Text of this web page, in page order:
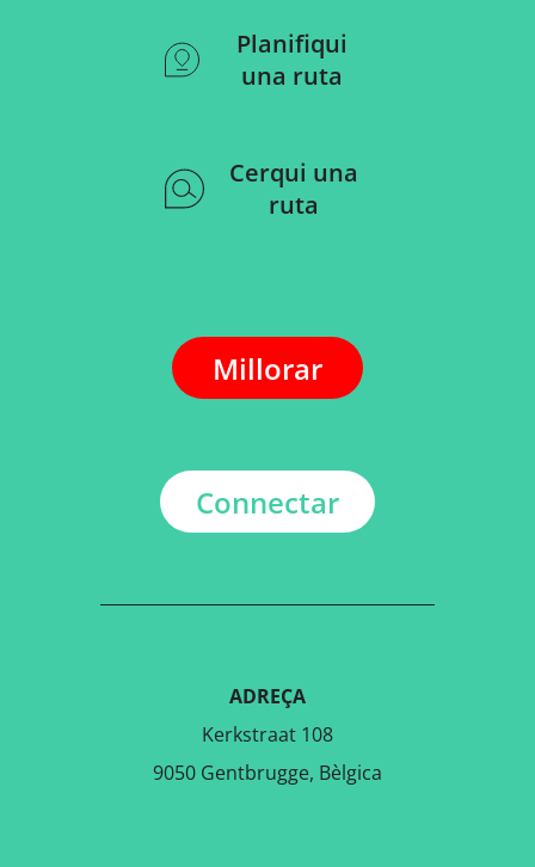
Planifiqui
una ruta
Cerqui una
ruta
Millorar
Connectar
ADREÇA
Kerkstraat 108
9050 Gentbrugge, Bèlgica